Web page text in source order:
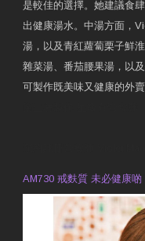
是較佳的選擇。她建議食
出健康湯水。中湯方面，
湯，以及青紅蘿蔔栗子鮮
雜菜湯、番茄腰果湯，以
可製作既美味又健康的外
AM730 戒麩質 未必健康啲